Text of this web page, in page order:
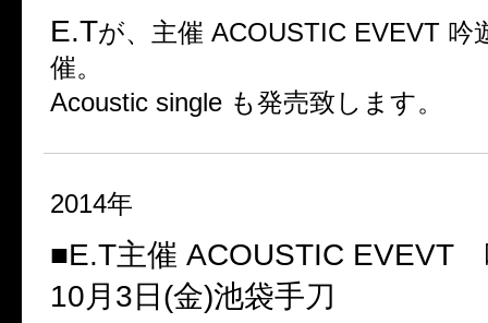
E.Tが、主催 ACOUSTIC EVEVT 吟
催。
Acoustic single も発売致します。
2014年
■E.T主催 ACOUSTIC EVEVT
10月3日(金)池袋手刀